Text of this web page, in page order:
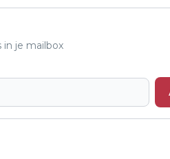
in je mailbox